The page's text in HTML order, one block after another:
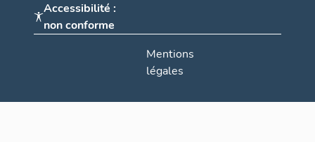
Accessibilité :
non conforme
Mentions
légales